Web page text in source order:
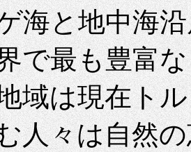
海と地中海
で最も豊富
域は現在ト
人々は自然